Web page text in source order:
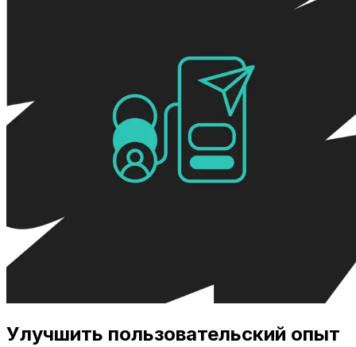
Улучшить пользовательский опыт